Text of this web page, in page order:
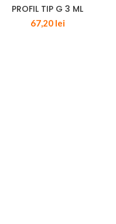
PROFIL TIP G 3 ML
67,20 lei